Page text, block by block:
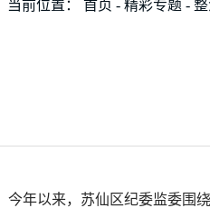
当前位置： 首页 精彩专题
今年以来，苏仙区纪委监委围